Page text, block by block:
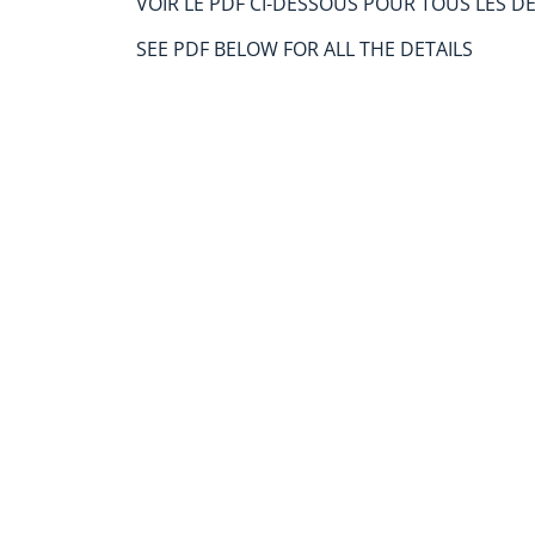
SEE PDF BELOW FOR ALL THE DETAILS